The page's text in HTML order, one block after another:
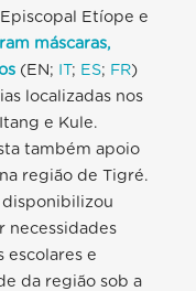
Etíope e
máscaras,
(EN; IT; ES; FR)
localizadas nos
e Kule.
também apoio
região de Tigré.
disponibilizou
necessidades
escolares e
da região sob a